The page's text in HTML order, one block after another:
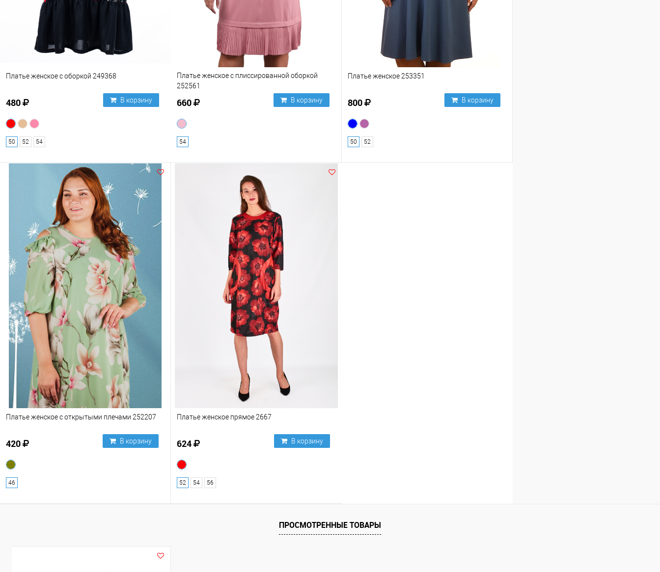
Платье женское с оборкой 249368
480 В корзину
50 52 54
Платье женское с плиссированной оборкой
252561
660 В корзину
54
Платье женское 253351
800 В корзину
50 52
Платье женское с открытыми плечами 252207
420 В корзину
46
Платье женское прямое 2667
624 В корзину
52 54 56
ПРОСМОТРЕННЫЕ ТОВАРЫ